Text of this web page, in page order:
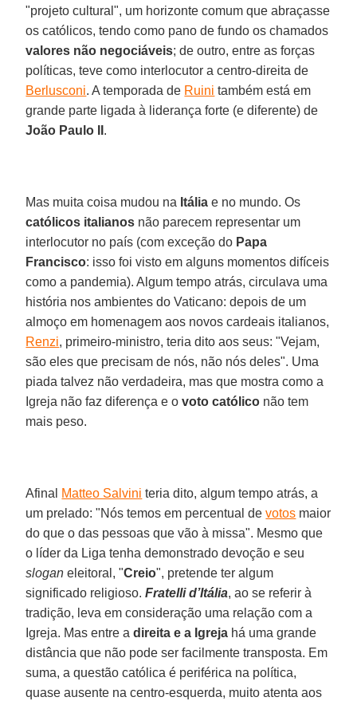
"projeto cultural", um horizonte comum que abraçasse
os católicos, tendo como pano de fundo os chamados
valores não negociáveis; de outro, entre as forças
políticas, teve como interlocutor a centro-direita de
Berlusconi. A temporada de Ruini também está em
grande parte ligada à liderança forte (e diferente) de
João Paulo II .
Mas muita coisa mudou na Itália e no mundo. Os
católicos italianos não parecem representar um
interlocutor no país (com exceção do Papa
Francisco: isso foi visto em alguns momentos difíceis
como a pandemia). Algum tempo atrás, circulava uma
história nos ambientes do Vaticano: depois de um
almoço em homenagem aos novos cardeais italianos,
Renzi, primeiro-ministro, teria dito aos seus: "Vejam,
são eles que precisam de nós, não nós deles". Uma
piada talvez não verdadeira, mas que mostra como a
Igreja não faz diferença e ovoto católico não tem
mais peso.
Afinal Matteo Salvini teria dito, algum tempo atrás, a
um prelado: "Nós temos em percentual devotos maior
do que o das pessoas que vão à missa". Mesmo que
o líder da Liga tenha demonstrado devoção e seu
slogan eleitoral, "Creio", pretende ter algum
significado religioso.Fratelli d’Itália, ao se referir à
tradição, leva em consideração uma relação com a
Igreja. Mas entre adireita e a Igreja há uma grande
distância que não pode ser facilmente transposta. Em
suma, a questão católica é periférica na política,
quase ausente na centro-esquerda, muito atenta aos